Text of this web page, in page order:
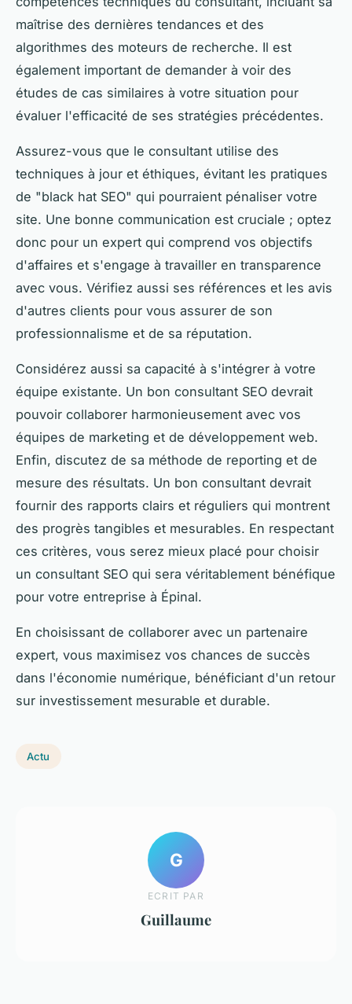
maîtrise des dernières tendances et des
algorithmes des moteurs de recherche. Il est
également important de demander à voir des
études de cas similaires à votre situation pour
évaluer l'efficacité de ses stratégies précédentes.
Assurez-vous que le consultant utilise des
techniques à jour et éthiques, évitant les pratiques
de "black hat SEO" qui pourraient pénaliser votre
site. Une bonne communication est cruciale ; optez
donc pour un expert qui comprend vos objectifs
d'affaires et s'engage à travailler en transparence
avec vous. Vérifiez aussi ses références et les avis
d'autres clients pour vous assurer de son
professionnalisme et de sa réputation.
Considérez aussi sa capacité à s'intégrer à votre
équipe existante. Un bon consultant SEO devrait
pouvoir collaborer harmonieusement avec vos
équipes de marketing et de développement web.
Enfin, discutez de sa méthode de reporting et de
mesure des résultats. Un bon consultant devrait
fournir des rapports clairs et réguliers qui montrent
des progrès tangibles et mesurables. En respectant
ces critères, vous serez mieux placé pour choisir
un consultant SEO qui sera véritablement bénéfique
pour votre entreprise à Épinal.
En choisissant de collaborer avec un partenaire
expert, vous maximisez vos chances de succès
dans l'économie numérique, bénéficiant d'un retour
sur investissement mesurable et durable.
Actu
G
ECRIT PAR
Guillaume